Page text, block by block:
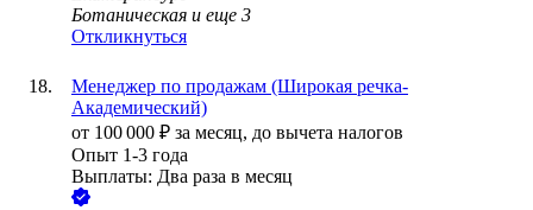
Ботаническая и еще 3
Откликнуться
Менеджер по продажам (Широкая речка-
Академический)
от 100 000 ₽ за месяц, до вычета налогов
Опыт 1-3 года
Выплаты: Два раза в месяц